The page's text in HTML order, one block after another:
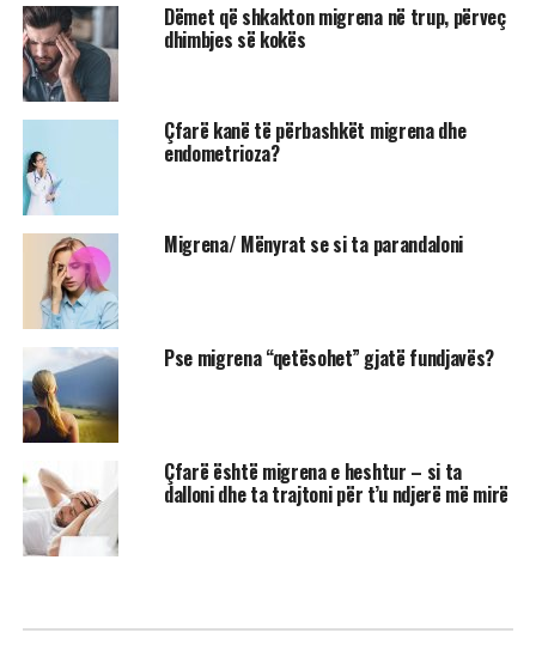
Dëmet që shkakton migrena në trup, përveç
dhimbjes së kokës
Çfarë kanë të përbashkët migrena dhe
endometrioza?
Migrena/ Mënyrat se si ta parandaloni
Pse migrena “qetësohet” gjatë fundjavës?
Çfarë është migrena e heshtur – si ta
dalloni dhe ta trajtoni për t’u ndjerë më mirë